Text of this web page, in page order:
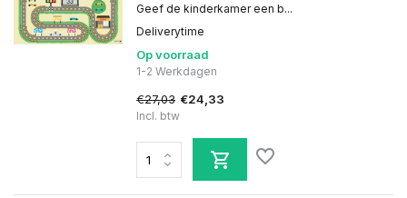
Geef de kinderkamer een b...
Deliverytime
Op voorraad
1-2 Werkdagen
€27,03 €24,33
Incl. btw